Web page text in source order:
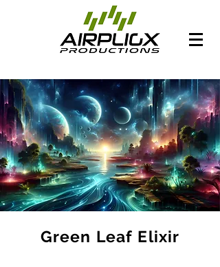
Green Leaf Elixir